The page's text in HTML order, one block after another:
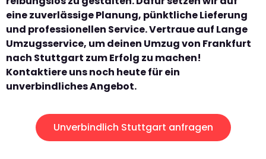
eine zuverlässige Planung, pünktliche Lieferung
und professionellen Service. Vertraue auf Lange
Umzugsservice, um deinen Umzug von Frankfurt
nach Stuttgart zum Erfolg zu machen!
Kontaktiere uns noch heute für ein
unverbindliches Angebot.
Unverbindlich Stuttgart anfragen